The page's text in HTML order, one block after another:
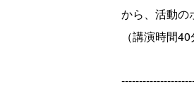
から、活動の
（講演時間40